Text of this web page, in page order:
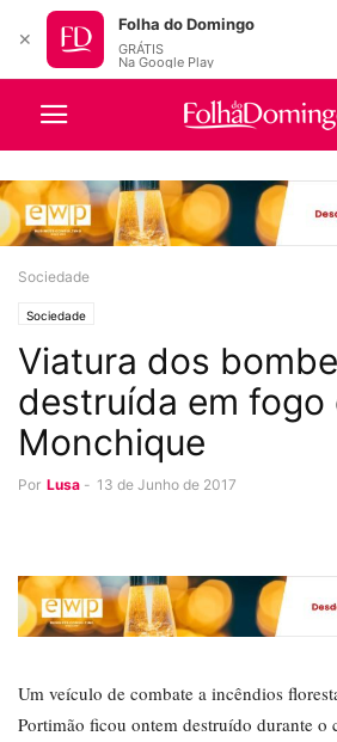
Sociedade
Sociedade
Viatura dos
destruída em fogo
Monchique
Por Lusa - 13 de Junho de 2017
Um veículo de combate a incêndios
Portimão ficou ontem destruído durante o
✕
Folha do Domingo
GRÁTIS
Na Google Play